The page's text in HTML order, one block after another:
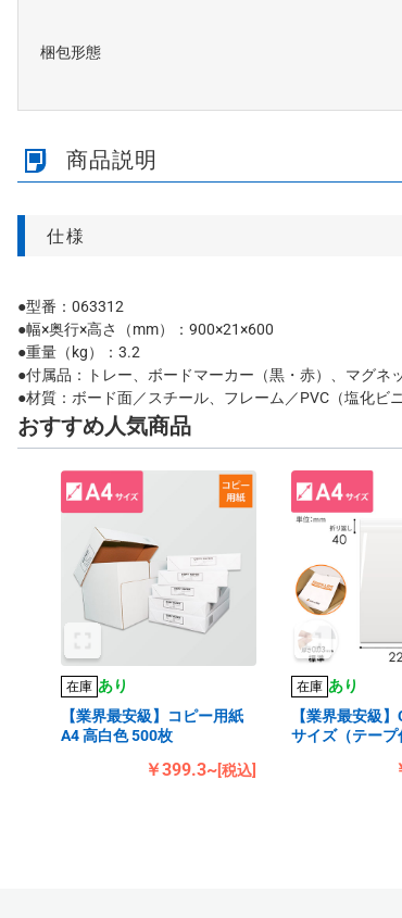
梱包形態
商品説明
仕様
●型番：063312
●幅×奥行×高さ（mm）：900×21×600
●重量（kg）：3.2
●付属品：トレー、ボードマーカー（黒・赤）、マグ
●材質：ボード面／スチール、フレーム／PVC（塩化ビニ
おすすめ人気商品
在庫 あり
【業界最安級】コピー用紙
A4 高白色 500枚
￥399.3~[税込]
在庫 あり
【業界最安級
サイズ（テープ